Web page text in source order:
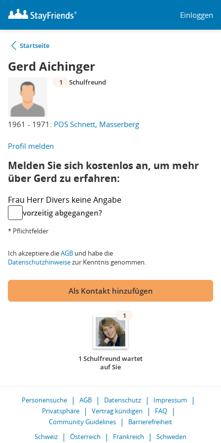
Einloggen
Startseite
Gerd Aichinger
1961 - 1971: POS Schnett, Masserberg
1 Schulfreund
Profil melden
Melden Sie sich kostenlos an, um mehr
über Gerd zu erfahren:
Frau Herr Divers keine Angabe
vorzeitig abgegangen?
* Pflichtfelder
Ich akzeptiere dieAGB und habe die
Datenschutzhinweisezur Kenntnis genommen.
Als Kontakt hinzufügen
1
1 Schulfreund wartet
auf Sie
Personensuche AGB Datenschutz
Impressum
Privatsphäre
Vertrag kündigen
FAQ
Community Guidelines
Barrierefreiheit
Schweiz
Österreich Frankreich Schweden